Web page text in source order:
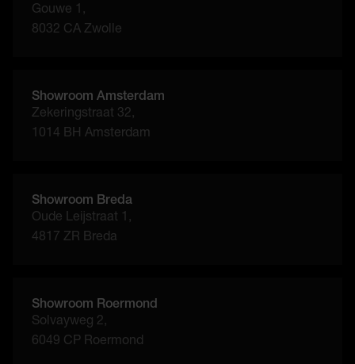
Gouwe 1,
8032 CA Zwolle
Showroom Amsterdam
Zekeringstraat 32,
1014 BH Amsterdam
Showroom Breda
Oude Leijstraat 1,
4817 ZR Breda
Showroom Roermond
Solvayweg 2,
6049 CP Roermond